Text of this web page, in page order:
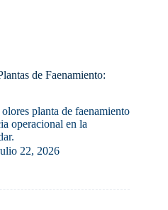
de Faenamiento:
planta de faenamiento
operacional en la
22, 2026